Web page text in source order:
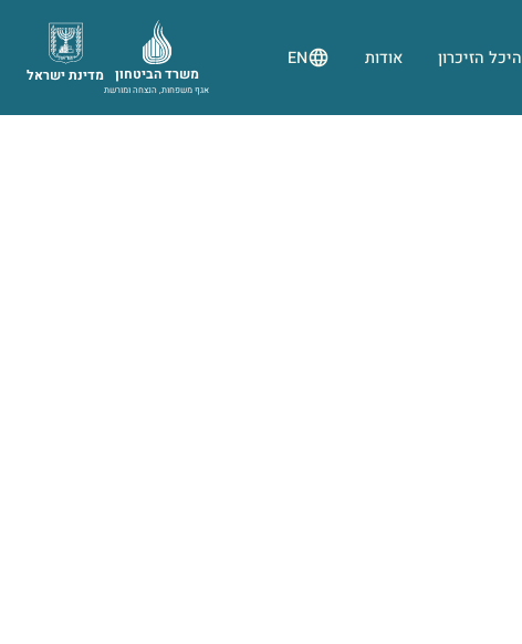
היכל הזיכרון אודות EN
מדינת ישראל משרד הביטחון
אגף משפחות, הנצחה ומורשת